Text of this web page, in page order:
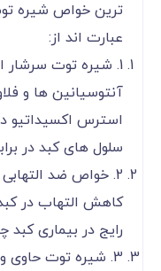
ترین خواص شیره
عبارت اند از:
1. شیره توت سرشار
آنتوسیانین ها و
استرس اکسیداتیو
سلول های کبد در
2. خواص ضد
کاهش التهاب در
رایج در بیماری
3. شیره توت حاوی